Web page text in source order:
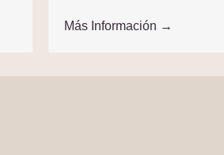
Más Información →